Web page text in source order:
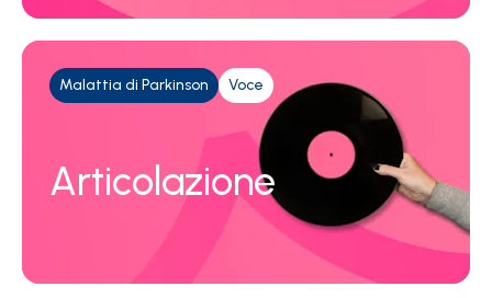
Malattia di Parkinson Voce
Articolazione